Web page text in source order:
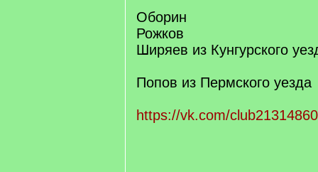
Оборин
Рожков
Ширяев из Кунгурского
Попов из Пермского уезда
https://vk.com/